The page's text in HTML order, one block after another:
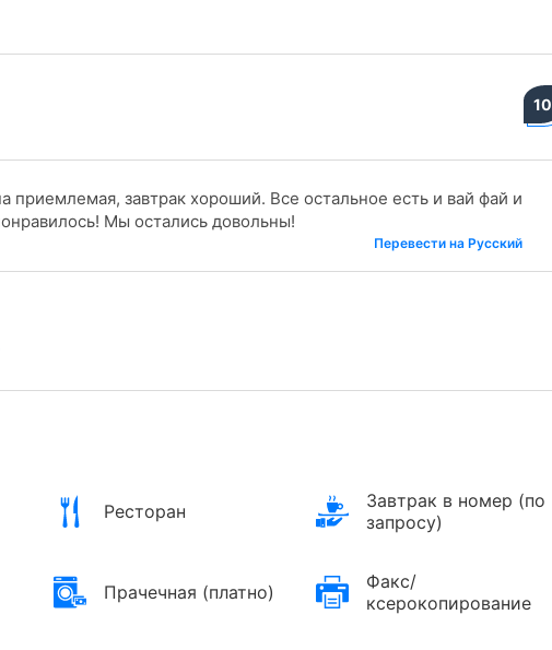
10
приемлемая, завтрак хороший. Все остальное есть и вай фай и
Мы остались довольны!
Перевести на Русский
Ресторан
Завтрак в номер (по
запросу)
Прачечная (платно)
Факс/
ксерокопирование